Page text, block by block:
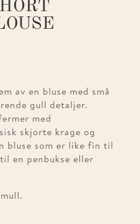
av en bluse med små
gull detaljer.
med
skjorte krage og
bluse som er like fin til
en penbukse eller